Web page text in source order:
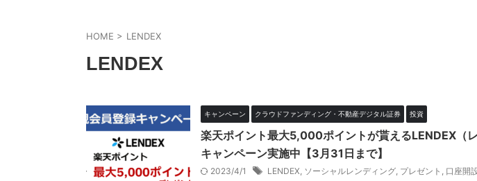
HOME > LENDEX
LENDEX
キャンペーン クラウドファンディング・不動産デジタル証券 投資
楽天ポイント最大5,000ポイントが貰えるLENDEX（
キャンペーン実施中【3月31日まで】
2023/4/1 LENDEX, ソーシャルレンディング, プレゼント , 口座開